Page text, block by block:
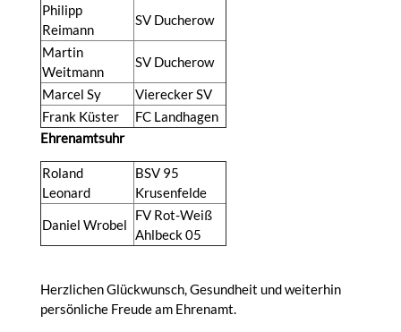
Philipp
Reimann
SV Ducherow
Martin
Weitmann
SV Ducherow
Marcel Sy
Vierecker SV
Frank Küster
FC Landhagen
Ehrenamtsuhr
Roland
Leonard
BSV 95
Krusenfelde
Daniel Wrobel
FV Rot-Weiß
Ahlbeck 05
Herzlichen Glückwunsch, Gesundheit und weiterhin
persönliche Freude am Ehrenamt.